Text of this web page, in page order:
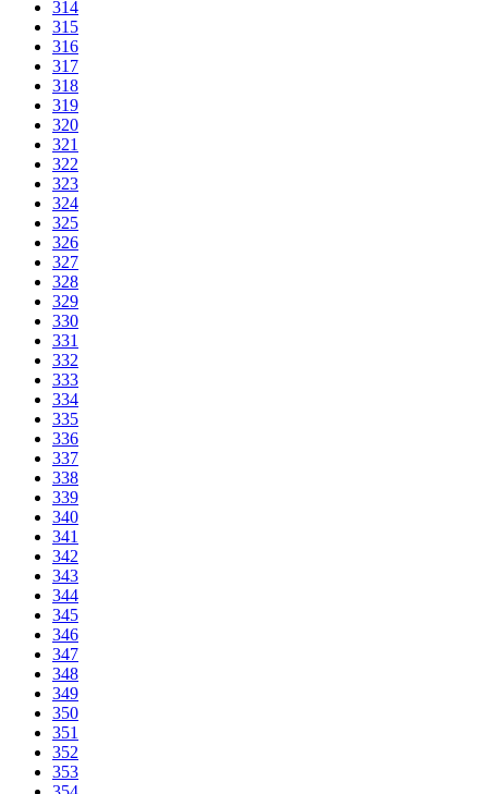
314
315
316
317
318
319
320
321
322
323
324
325
326
327
328
329
330
331
332
333
334
335
336
337
338
339
340
341
342
343
344
345
346
347
348
349
350
351
352
353